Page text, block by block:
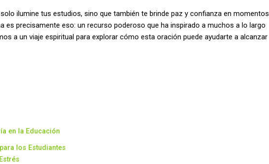
ilumine tus estudios, sino que también te brinde paz y confianza en momentos
es precisamente eso: un recurso poderoso que ha inspirado a muchos a lo largo
a un viaje espiritual para explorar cómo esta oración puede ayudarte a alcanzar
en la Educación
los Estudiantes